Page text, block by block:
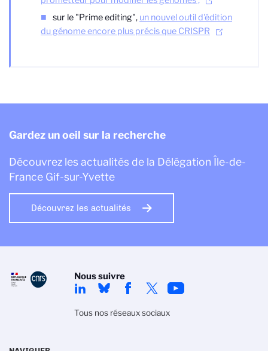
sur le "Prime editing", un nouvel outil d'édition
du génome encore plus précis que CRISPR
Gardez un oeil sur la recherche
Découvrez les actualités de la Délégation Île-de-
France Gif-sur-Yvette
Découvrez les actualités
Nous suivre
Tous nos réseaux sociaux